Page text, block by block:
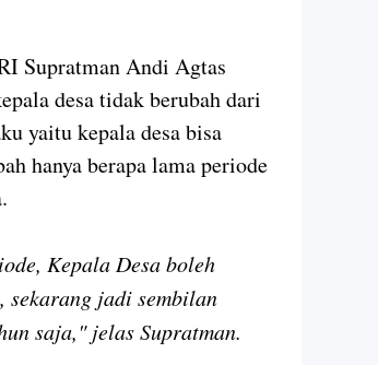
Supratman Andi Agtas
desa tidak berubah dari
yaitu kepala desa bisa
hanya berapa lama periode
Kepala Desa boleh
sekarang jadi sembilan
saja," jelas Supratman.